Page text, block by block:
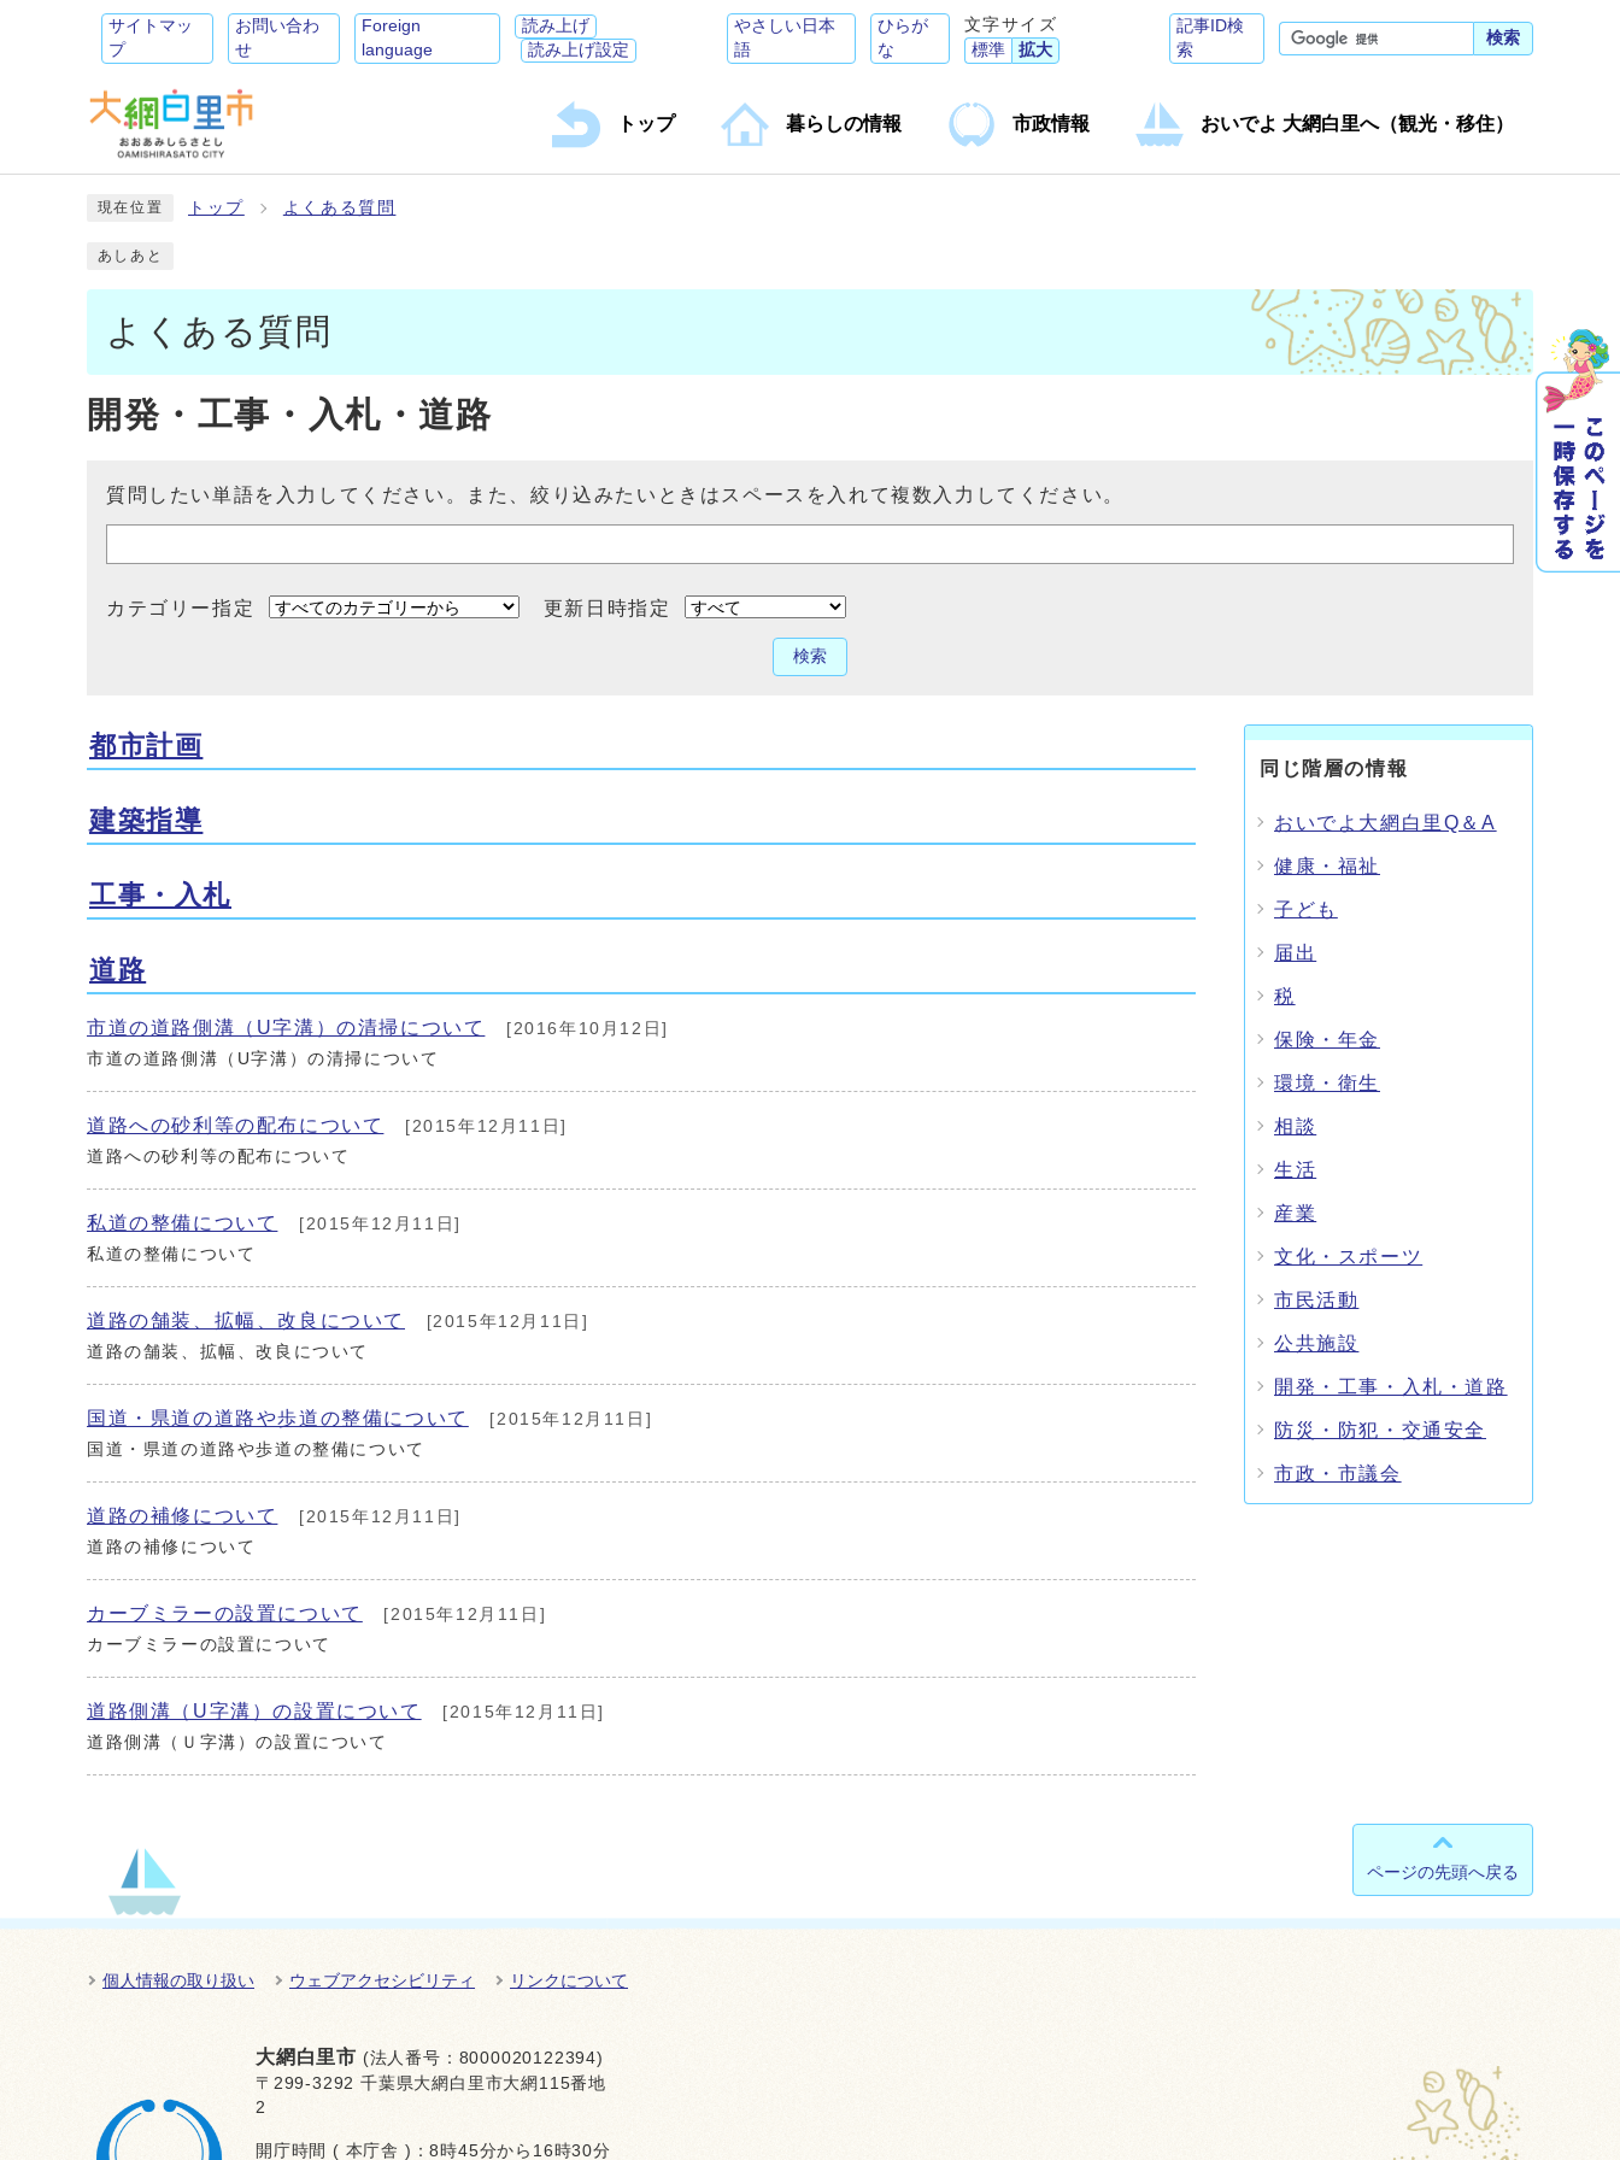
サイトマッ
プ
お問い合わ
せ
Foreign
language
読み上げ
読み上げ設定
やさしい日本
語
ひらが
な
文字サイズ
標準
拡大
記事ID検
索
検索
トップ 暮らしの情報 市政情報 おいでよ 大網白里へ（観光・移住）
現在位置 トップ よくある質問
あしあと
よくある質問
開発・工事・入札・道路
質問したい単語を入力してください。また、絞り込みたいときはスペースを入れて複数入力してください。
カテゴリー指定 更新日時指定
検索
都市計画
建築指導
工事・入札
道路
市道の道路側溝（U字溝）の清掃について
[2016年10月12日]
市道の道路側溝（U字溝）の清掃について
道路への砂利等の配布について
[2015年12月11日]
道路への砂利等の配布について
私道の整備について
[2015年12月11日]
私道の整備について
道路の舗装、拡幅、改良について
[2015年12月11日]
道路の舗装、拡幅、改良について
国道・県道の道路や歩道の整備について
[2015年12月11日]
国道・県道の道路や歩道の整備について
道路の補修について
[2015年12月11日]
道路の補修について
カーブミラーの設置について
[2015年12月11日]
カーブミラーの設置について
道路側溝（U字溝）の設置について
[2015年12月11日]
道路側溝（Ｕ字溝）の設置について
同じ階層の情報
おいでよ大網白里Q＆A
健康・福祉
子ども
届出
税
保険・年金
環境・衛生
相談
生活
産業
文化・スポーツ
市民活動
公共施設
開発・工事・入札・道路
防災・防犯・交通安全
市政・市議会
ページの先頭へ戻る
個人情報の取り扱い ウェブアクセシビリティ リンクについて
大網白里市 (法人番号：8000020122394)
〒299-3292 千葉県大網白里市大網115番地
2
開庁時間 ( 本庁舎 )：8時45分から16時30分